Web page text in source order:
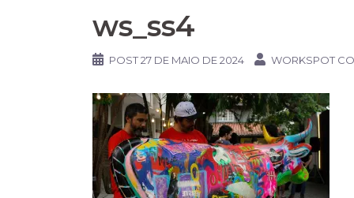
ws_ss4
POST27 DE MAIO DE 2024 WORKSPOT